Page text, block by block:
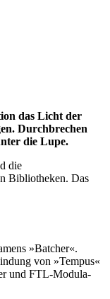
das Licht der
Durchbrechen
die Lupe.
die
Bibliotheken. Das
»Batcher«.
von »Tempus«
und FTL-Modula-